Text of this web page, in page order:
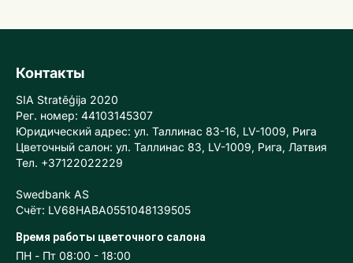
Контакты
SIA Stratēģija 2020
Рег. номер: 44103145307
Юридический адрес: ул. Таллинас 83-16, LV-1009, Рига
Цветочный салон: ул. Таллинас 83, LV-1009, Рига, Латвия
Тел. +37122022229
Swedbank AS
Счёт: LV68HABA0551048139505
Время работы цветочного салона
ПН - Пт 08:00 - 18:00